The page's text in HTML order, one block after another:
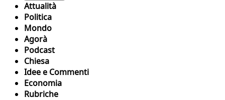
Attualità
Politica
Mondo
Agorà
Podcast
Chiesa
Idee e Commenti
Economia
Rubriche